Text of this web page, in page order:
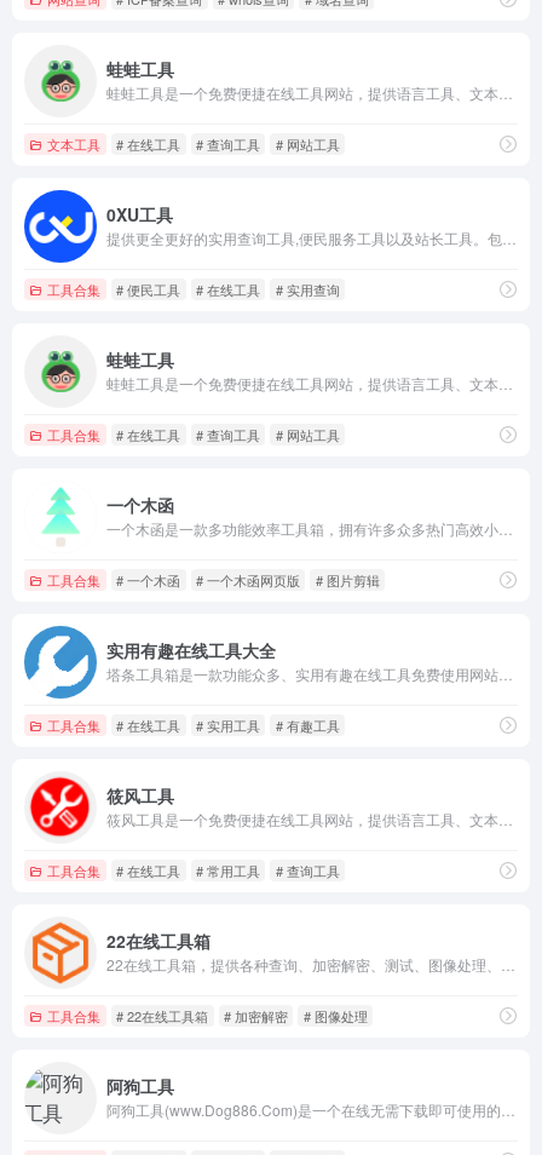
蛙蛙工具
文本工具 # 在线工具 # 查询工具 # 网站工具
0XU工具
工具合集 # 便民工具 # 在线工具 # 实用查询
蛙蛙工具
工具合集 # 在线工具 # 查询工具 # 网站工具
一个木函
工具合集 # 一个木函 # 一个木函网页版 # 图片剪辑
实用有趣在线工具大全
工具合集 # 在线工具 # 实用工具 # 有趣工具
筱风工具
工具合集 # 在线工具 # 常用工具 # 查询工具
22在线工具箱
工具合集 # 22在线工具箱 # 加密解密 # 图像处理
阿狗工具